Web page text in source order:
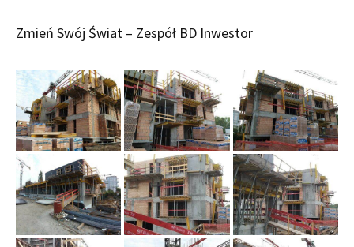
Zmień Swój Świat – Zespół BD Inwestor